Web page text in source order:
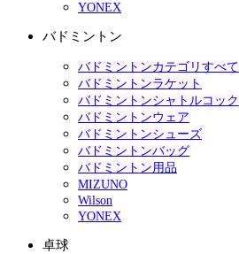
YONEX
バドミントン
バドミントンカテゴリすべて
バドミントンラケット
バドミントンシャトルコック
バドミントンウェア
バドミントンシューズ
バドミントンバッグ
バドミントン用品
MIZUNO
Wilson
YONEX
卓球